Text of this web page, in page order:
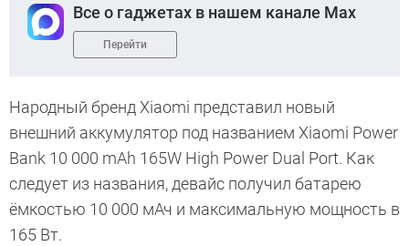
Все о гаджетах в нашем канале Max
Перейти
Народный бренд Xiaomi представил новый
внешний аккумулятор под названием Xiaomi Power
Bank 10 000 mAh 165W High Power Dual Port. Как
следует из названия, девайс получил батарею
ёмкостью 10 000 мАч и максимальную мощность в
165 Вт.